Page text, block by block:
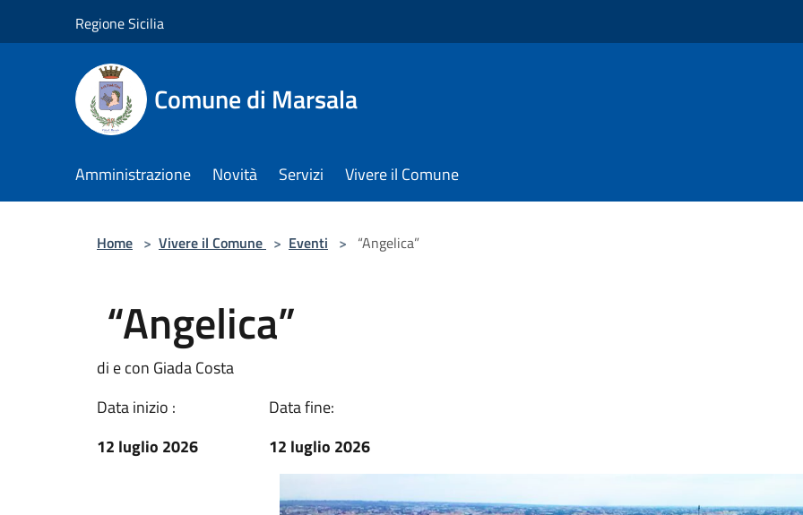
Regione Sicilia
Comune di Marsala
Amministrazione Novità Servizi Vivere il Comune
Home > Vivere il Comune > Eventi > “Angelica”
“Angelica”
di e con Giada Costa
Data inizio :
12 luglio 2026
Data fine:
12 luglio 2026